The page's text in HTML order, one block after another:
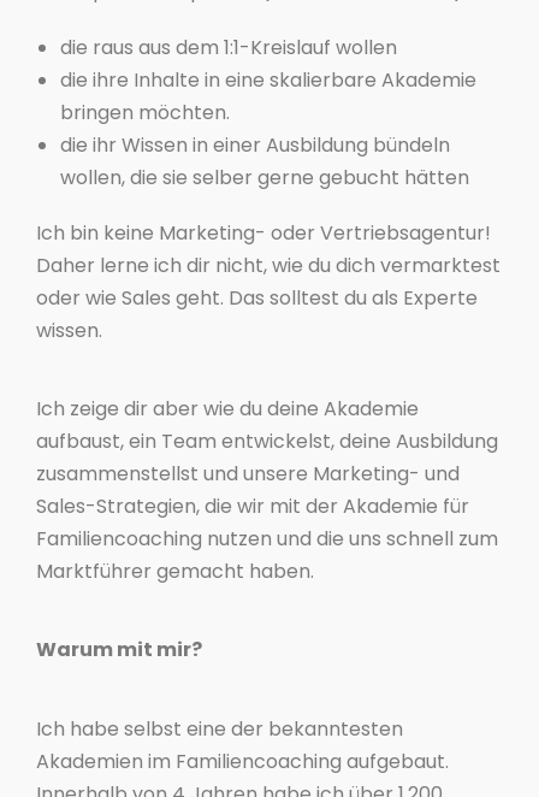
die raus aus dem 1:1-Kreislauf wollen
die ihre Inhalte in eine skalierbare Akademie
bringen möchten.
die ihr Wissen in einer Ausbildung bündeln
wollen, die sie selber gerne gebucht hätten
Ich bin keine Marketing- oder Vertriebsagentur!
Daher lerne ich dir nicht, wie du dich vermarktest
oder wie Sales geht. Das solltest du als Experte
wissen.
Ich zeige dir aber wie du deine Akademie
aufbaust, ein Team entwickelst, deine Ausbildung
zusammenstellst und unsere Marketing- und
Sales-Strategien, die wir mit der Akademie für
Familiencoaching nutzen und die uns schnell zum
Marktführer gemacht haben.
Warum mit mir?
Ich habe selbst eine der bekanntesten
Akademien im Familiencoaching aufgebaut.